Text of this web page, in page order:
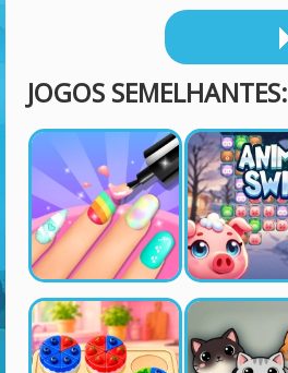
JOGOS SEMELHANTES: